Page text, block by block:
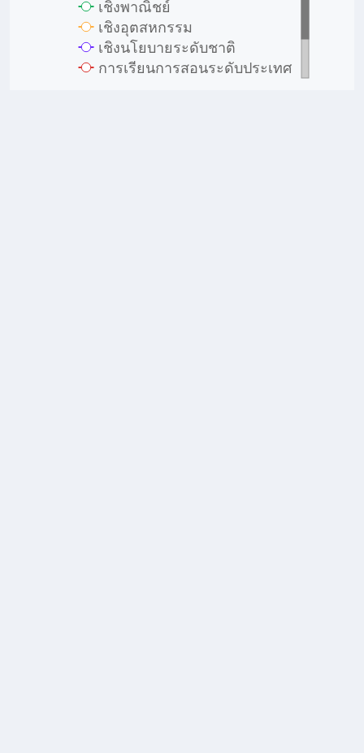
เชิงพาณิชย์
เชิงอุตสหกรรม
เชิงนโยบายระดับชาติ
การเรียนการสอนระดับประเทศ